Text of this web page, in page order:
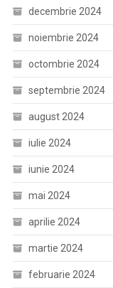
decembrie 2024
noiembrie 2024
octombrie 2024
septembrie 2024
august 2024
iulie 2024
iunie 2024
mai 2024
aprilie 2024
martie 2024
februarie 2024